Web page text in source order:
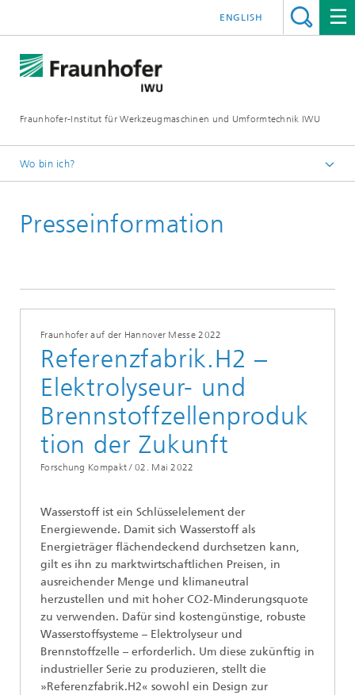
Fraunhofer-Institut für Werkzeugmaschinen und Umformtechnik IWU
ENGLISH
Wo bin ich?
Newsroom / Presse
Presseinformation
Fraunhofer auf der Hannover Messe 2022
Referenzfabrik.H2 –
Elektrolyseur- und
Brennstoffzellenproduk
tion der Zukunft
Forschung Kompakt / 02. Mai 2022
Wasserstoff ist ein Schlüsselelement der
Energiewende. Damit sich Wasserstoff als
Energieträger flächendeckend durchsetzen kann,
gilt es ihn zu marktwirtschaftlichen Preisen, in
ausreichender Menge und klimaneutral
herzustellen und mit hoher CO2-Minderungsquote
zu verwenden. Dafür sind kostengünstige, robuste
Wasserstoffsysteme – Elektrolyseur und
Brennstoffzelle – erforderlich. Um diese zukünftig in
industrieller Serie zu produzieren, stellt die
»Referenzfabrik.H2« sowohl ein Design zur